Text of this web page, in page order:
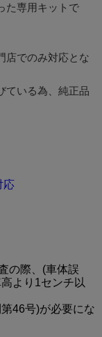
た専用キットで
店でのみ対応とな
ている為、純正品
応
の際、(車体誤
より1センチ以
46号)が必要にな